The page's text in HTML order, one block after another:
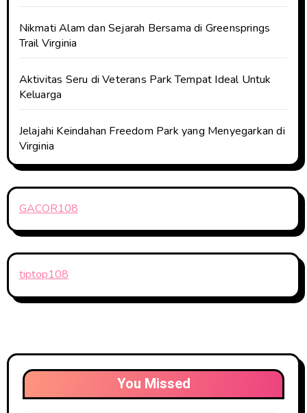
Nikmati Alam dan Sejarah Bersama di Greensprings
Trail Virginia
Aktivitas Seru di Veterans Park Tempat Ideal Untuk
Keluarga
Jelajahi Keindahan Freedom Park yang Menyegarkan di
Virginia
GACOR108
tiptop108
You Missed